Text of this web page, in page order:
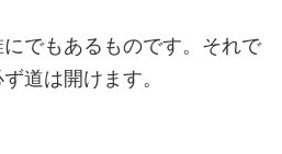
でもあるものです。それで
道は開けます。